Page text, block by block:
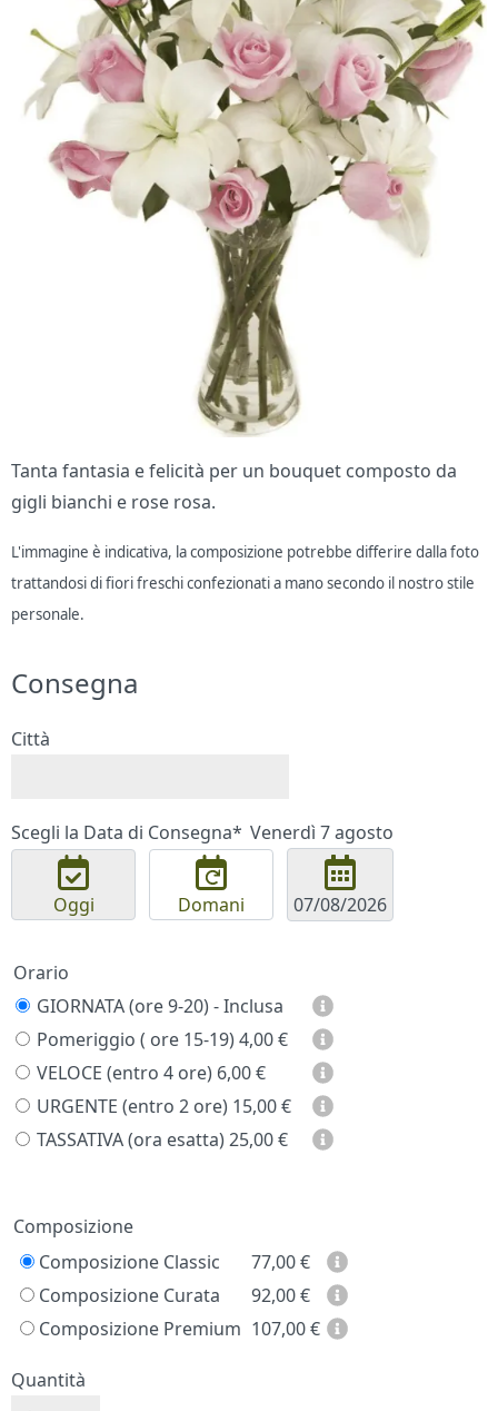
Tanta fantasia e felicità per un bouquet composto da
gigli bianchi e rose rosa.
L'immagine è indicativa, la composizione potrebbe differire dalla foto
trattandosi di fiori freschi confezionati a mano secondo il nostro stile
personale.
Consegna
Città
Scegli la Data di Consegna* Venerdì 7 agosto
Oggi Domani
Orario
GIORNATA (ore 9-20) - Inclusa
Pomeriggio ( ore 15-19) 4,00 €
VELOCE (entro 4 ore) 6,00 €
URGENTE (entro 2 ore) 15,00 €
TASSATIVA (ora esatta) 25,00 €
Prezzo
Composizione
Composizione Classic
77,00€
Composizione Curata
92,00€
Composizione Premium 107,00€
Quantità